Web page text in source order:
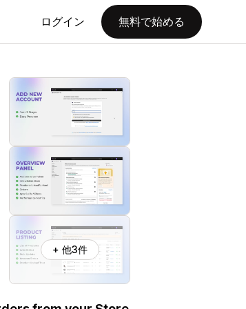
ログイン 無料で始める
+ 他3件